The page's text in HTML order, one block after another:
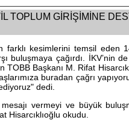
TOPLUM GİRİŞİMİNE
kesimlerini temsil eden
buluşmaya çağırdı. İKV’nin
Başkanı M. Rifat
buradan çağrı
dedi.
vermeyi ve büyük
Hisarcıklıoğlu okudu.